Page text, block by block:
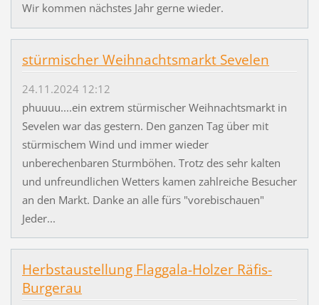
Wir kommen nächstes Jahr gerne wieder.
stürmischer Weihnachtsmarkt Sevelen
24.11.2024 12:12
phuuuu....ein extrem stürmischer Weihnachtsmarkt in
Sevelen war das gestern. Den ganzen Tag über mit
stürmischem Wind und immer wieder
unberechenbaren Sturmböhen. Trotz des sehr kalten
und unfreundlichen Wetters kamen zahlreiche Besucher
an den Markt. Danke an alle fürs "vorebischauen"
Jeder...
Herbstaustellung Flaggala-Holzer Räfis-
Burgerau